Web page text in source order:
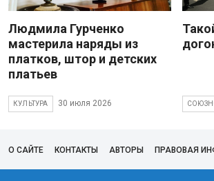
Людмила Гурченко
мастерила наряды из
платков, штор и детских
платьев
КУЛЬТУРА 30 июля 2026
О САЙТЕ КОНТАКТЫ АВТОРЫ ПРАВОВАЯ